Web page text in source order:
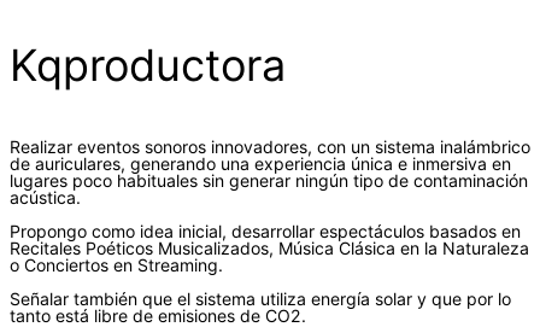
Kqproductora
Realizar eventos sonoros innovadores, con un sistema inalámbrico
de auriculares, generando una experiencia única e inmersiva en
lugares poco habituales sin generar ningún tipo de contaminación
acústica.
Propongo como idea inicial, desarrollar espectáculos basados en
Recitales Poéticos Musicalizados, Música Clásica en la Naturaleza
o Conciertos en Streaming.
Señalar también que el sistema utiliza energía solar y que por lo
tanto está libre de emisiones de CO2.